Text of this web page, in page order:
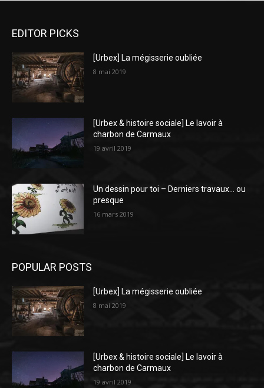
EDITOR PICKS
[Urbex] La mégisserie oubliée
8 mai 2019
[Urbex & histoire sociale] Le lavoir à
charbon de Carmaux
19 avril 2019
Un dessin pour toi – Derniers travaux… ou
presque
16 mars 2019
POPULAR POSTS
[Urbex] La mégisserie oubliée
8 mai 2019
[Urbex & histoire sociale] Le lavoir à
charbon de Carmaux
19 avril 2019